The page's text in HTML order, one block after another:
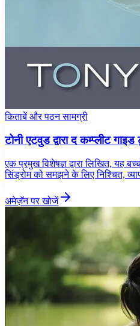
किताबें और पठन सामग्री
टोनी एटवुड द्वारा द कम्प्लीट
एक प्रमुख विशेषज्ञ द्वारा लिखित, यह
सिंड्रोम को समझने के लिए निश्चित,
अमेज़ॅन पर खोजें